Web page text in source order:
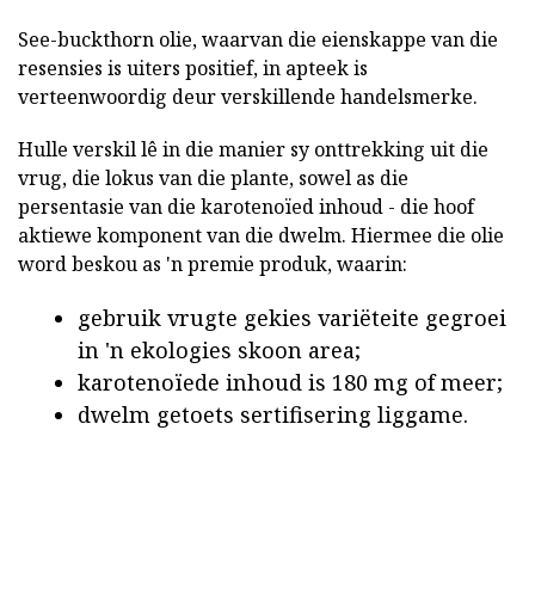
See-buckthorn olie, waarvan die eienskappe van die
resensies is uiters positief, in apteek is
verteenwoordig deur verskillende handelsmerke.
Hulle verskil lê in die manier sy onttrekking uit die
vrug, die lokus van die plante, sowel as die
persentasie van die karotenoïed inhoud - die hoof
aktiewe komponent van die dwelm. Hiermee die olie
word beskou as 'n premie produk, waarin:
gebruik vrugte gekies variëteite gegroei
in 'n ekologies skoon area;
karotenoïede inhoud is 180 mg of meer;
dwelm getoets sertifisering liggame.